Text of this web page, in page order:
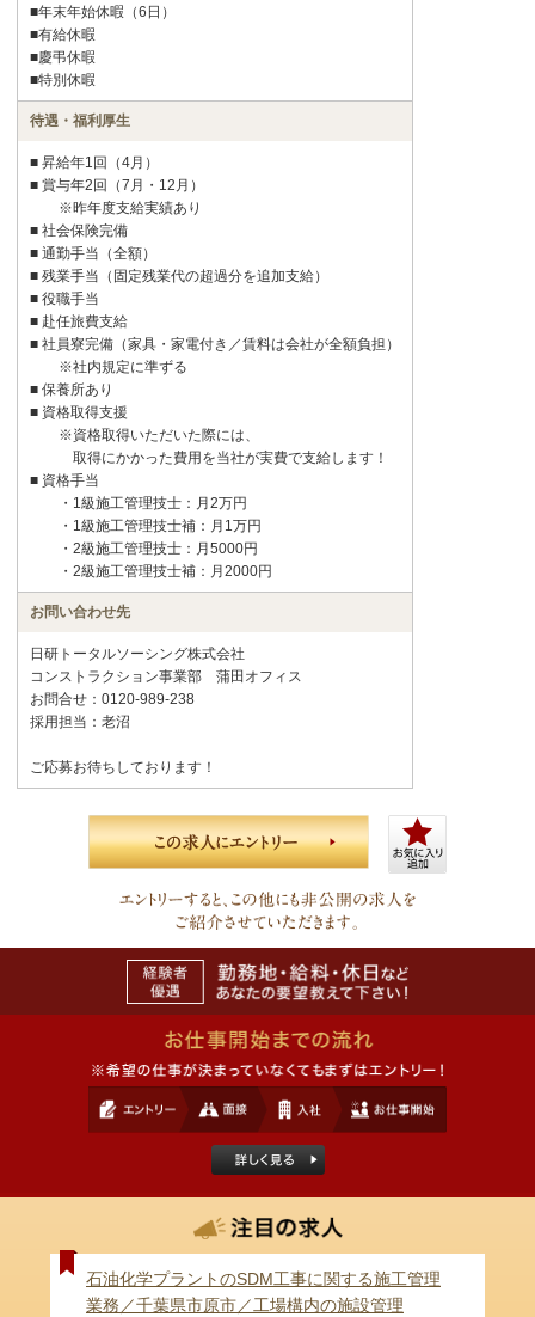
■年末年始休暇（6日）
■有給休暇
■慶弔休暇
■特別休暇
待遇・福利厚生
■ 昇給年1回（4月）
■ 賞与年2回（7月・12月）
※昨年度支給実績あり
■ 社会保険完備
■ 通勤手当（全額）
■ 残業手当（固定残業代の超過分を追加支給）
■ 役職手当
■ 赴任旅費支給
■ 社員寮完備（家具・家電付き／賃料は会社が全額負担）
※社内規定に準ずる
■ 保養所あり
■ 資格取得支援
※資格取得いただいた際には、
取得にかかった費用を当社が実費で支給します！
■ 資格手当
・1級施工管理技士：月2万円
・1級施工管理技士補：月1万円
・2級施工管理技士：月5000円
・2級施工管理技士補：月2000円
お問い合わせ先
日研トータルソーシング株式会社
コンストラクション事業部 蒲田オフィス
お問合せ：0120-989-238
採用担当：老沼
ご応募お待ちしております！
石油化学プラントのSDM工事に関する施工管理
業務／千葉県市原市／工場構内の施設管理